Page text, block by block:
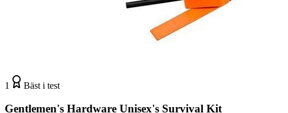
1 Bäst i test
Gentlemen's Hardware Unisex's Survival Kit